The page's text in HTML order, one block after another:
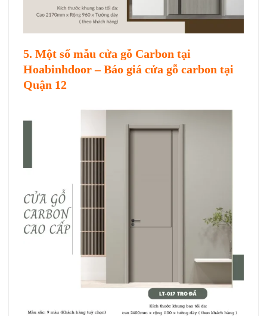
5. Một số mẫu cửa gỗ Carbon tại
Hoabinhdoor –Báo giá cửa gỗ carbon tại
Quận 12